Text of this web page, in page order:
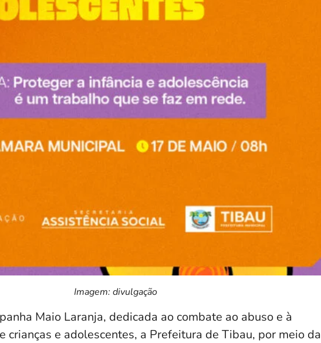
Imagem: divulgação
Maio Laranja, dedicada ao combate ao abuso e à
crianças e adolescentes, a Prefeitura de Tibau, por meio da